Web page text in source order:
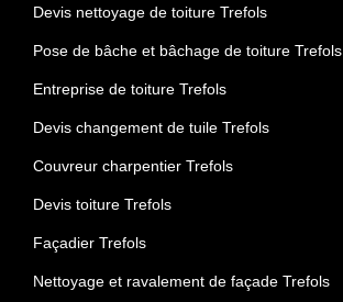
Devis nettoyage de toiture Trefols
Pose de bâche et bâchage de toiture Trefols
Entreprise de toiture Trefols
Devis changement de tuile Trefols
Couvreur charpentier Trefols
Devis toiture Trefols
Façadier Trefols
Nettoyage et ravalement de façade Trefols